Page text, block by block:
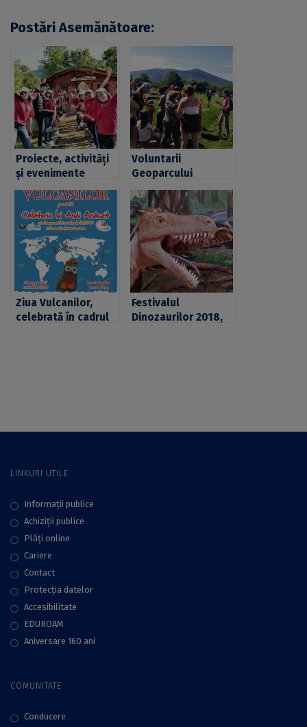
Postări Asemănătoare:
Proiecte, activități
și evenimente
naționale și
internaționale, o
nouă provocare
pentru voluntarii și
ambasadorii
Geoparcului
Voluntarii
Geoparcului
Dinozaurilor „Țara
Hațegului”, ghizi
pentru speologi din
întreaga lume
Ziua Vulcanilor,
celebrată în cadrul
Festivalul
Dinozaurilor 2018,
LINKURI UTILE
Informații publice
Achiziții publice
Plăţi online
Cariere
Contact
Protecţia datelor
Accesibilitate
EDUROAM
Aniversare 160 ani
COMUNITATE
Conducere